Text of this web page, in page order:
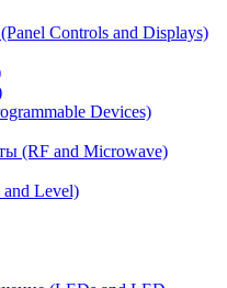
Controls and Displays)
Devices)
(RF and Microwave)
Level)